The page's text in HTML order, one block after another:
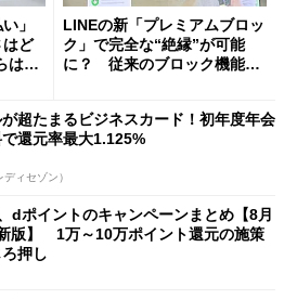
」
はど
は
LINEの新「プレミアムブロッ
ク」で完全な“絶縁”が可能
に？ 従来のブロック機能と
超たまるビジネスカード！初年度年会
還元率最大1.125%
ィセゾン）
dポイントのキャンペーンまとめ【8月
版】 1万～10万ポイント還元の施策
押し